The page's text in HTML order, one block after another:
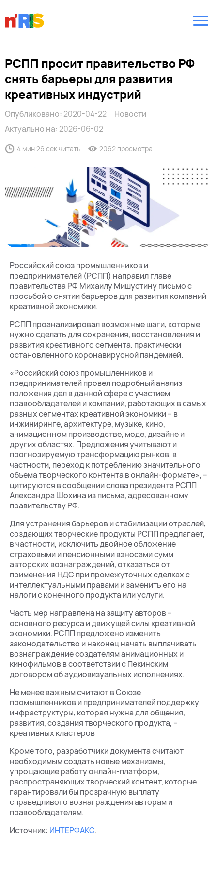
РСПП просит правительство РФ
снять барьеры для развития
креативных индустрий
Опубликовано: 2020-04-22
Актуально на: 2026-06-02
Новости
4 мин 26 сек читать 2062 просмотра
Российский союз промышленников и
предпринимателей (РСПП) направил главе
правительства РФ Михаилу Мишустину письмо с
просьбой о снятии барьеров для развития компаний
креативной экономики.
РСПП проанализировал возможные шаги, которые
нужно сделать для сохранения, восстановления и
развития креативного сегмента, практически
остановленного коронавирусной пандемией.
«Российский союз промышленников и
предпринимателей провел подробный анализ
положения дел в данной сфере с участием
правообладателей и компаний, работающих в самых
разных сегментах креативной экономики – в
инжиниринге, архитектуре, музыке, кино,
анимационном производстве, моде, дизайне и
других областях. Предложения учитывают и
прогнозируемую трансформацию рынков, в
частности, переход к потреблению значительного
объема творческого контента в онлайн-формате», –
цитируются в сообщении слова президента РСПП
Александра Шохина из письма, адресованному
правительству РФ.
Для устранения барьеров и стабилизации отраслей,
создающих творческие продукты РСПП предлагает,
в частности, исключить двойное обложение
страховыми и пенсионными взносами сумм
авторских вознаграждений, отказаться от
применения НДС при промежуточных сделках с
интеллектуальными правами и заменить его на
налоги с конечного продукта или услуги.
Часть мер направлена на защиту авторов –
основного ресурса и движущей силы креативной
экономики. РСПП предложено изменить
законодательство и наконец начать выплачивать
вознаграждение создателям анимационных и
кинофильмов в соответствии с Пекинским
договором об аудиовизуальных исполнениях.
Не менее важным считают в Союзе
промышленников и предпринимателей поддержку
инфраструктуры, которая нужна для общения,
развития, создания творческого продукта, –
креативных кластеров
Кроме того, разработчики документа считают
необходимым создать новые механизмы,
упрощающие работу онлайн-платформ,
распространяющих творческий контент, которые
гарантировали бы прозрачную выплату
справедливого вознаграждения авторам и
правообладателям.
Источник: ИНТЕРФАКС.